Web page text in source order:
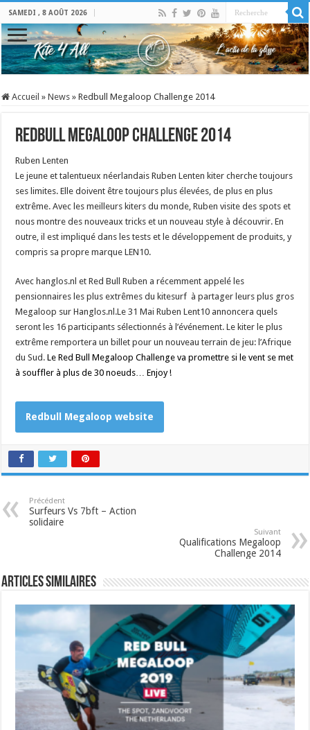
SAMEDI , 8 AOÛT 2026
Accueil » News » Redbull Megaloop Challenge 2014
Redbull Megaloop Challenge 2014
Ruben Lenten
Le jeune et talentueux néerlandais Ruben Lenten kiter cherche toujours
ses limites. Elle doivent être toujours plus élevées, de plus en plus
extrême. Avec les meilleurs kiters du monde, Ruben visite des spots et
nous montre des nouveaux tricks et un nouveau style à découvrir. En
outre, il est impliqué dans les tests et le développement de produits, y
compris sa propre marque LEN10.
Avec hanglos.nl et Red Bull Ruben a récemment appelé les
pensionnaires les plus extrêmes du kitesurf à partager leurs plus gros
Megaloop sur Hanglos.nl.Le 31 Mai Ruben Lent10 annoncera quels
seront les 16 participants sélectionnés à l’événement. Le kiter le plus
extrême remportera un billet pour un nouveau terrain de jeu: l’Afrique
du Sud.Le Red Bull Megaloop Challenge va promettre si le vent se met
à souffler à plus de 30 noeuds… Enjoy !
Redbull Megaloop website
Précédent
Surfeurs Vs 7bft – Action
solidaire
Suivant
Qualifications Megaloop
Challenge 2014
Articles similaires